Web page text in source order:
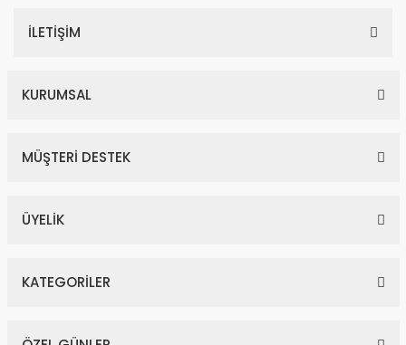
İLETİŞİM
KURUMSAL
MÜŞTERİ DESTEK
ÜYELİK
KATEGORİLER